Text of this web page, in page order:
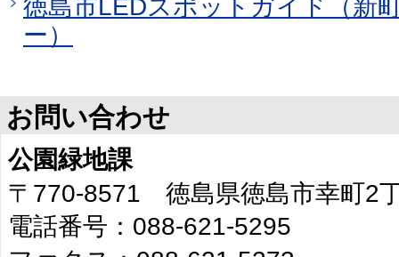
徳島市LEDスポットガイド（新
ー）
お問い合わせ
公園緑地課
〒770-8571 徳島県徳島市幸町2
電話番号：088-621-5295